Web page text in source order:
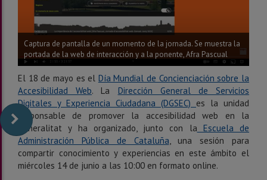
Captura de pantalla de un momento de la jornada. Se muestra la
portada de la web de interacción y a la ponente, Afra Pascual
El 18 de mayo es el Día Mundial de Concienciación sobre la
Accesibilidad Web. La Dirección General de Servicios
Digitales y Experiencia Ciudadana (DGSEC) es la unidad
responsable de promover la accesibilidad web en la
Generalitat y ha organizado, junto con la Escuela de
Administración Pública de Cataluña , una sesión para
compartir conocimiento y experiencias en este ámbito el
miércoles 14 de junio a las 10:00 en formato online.